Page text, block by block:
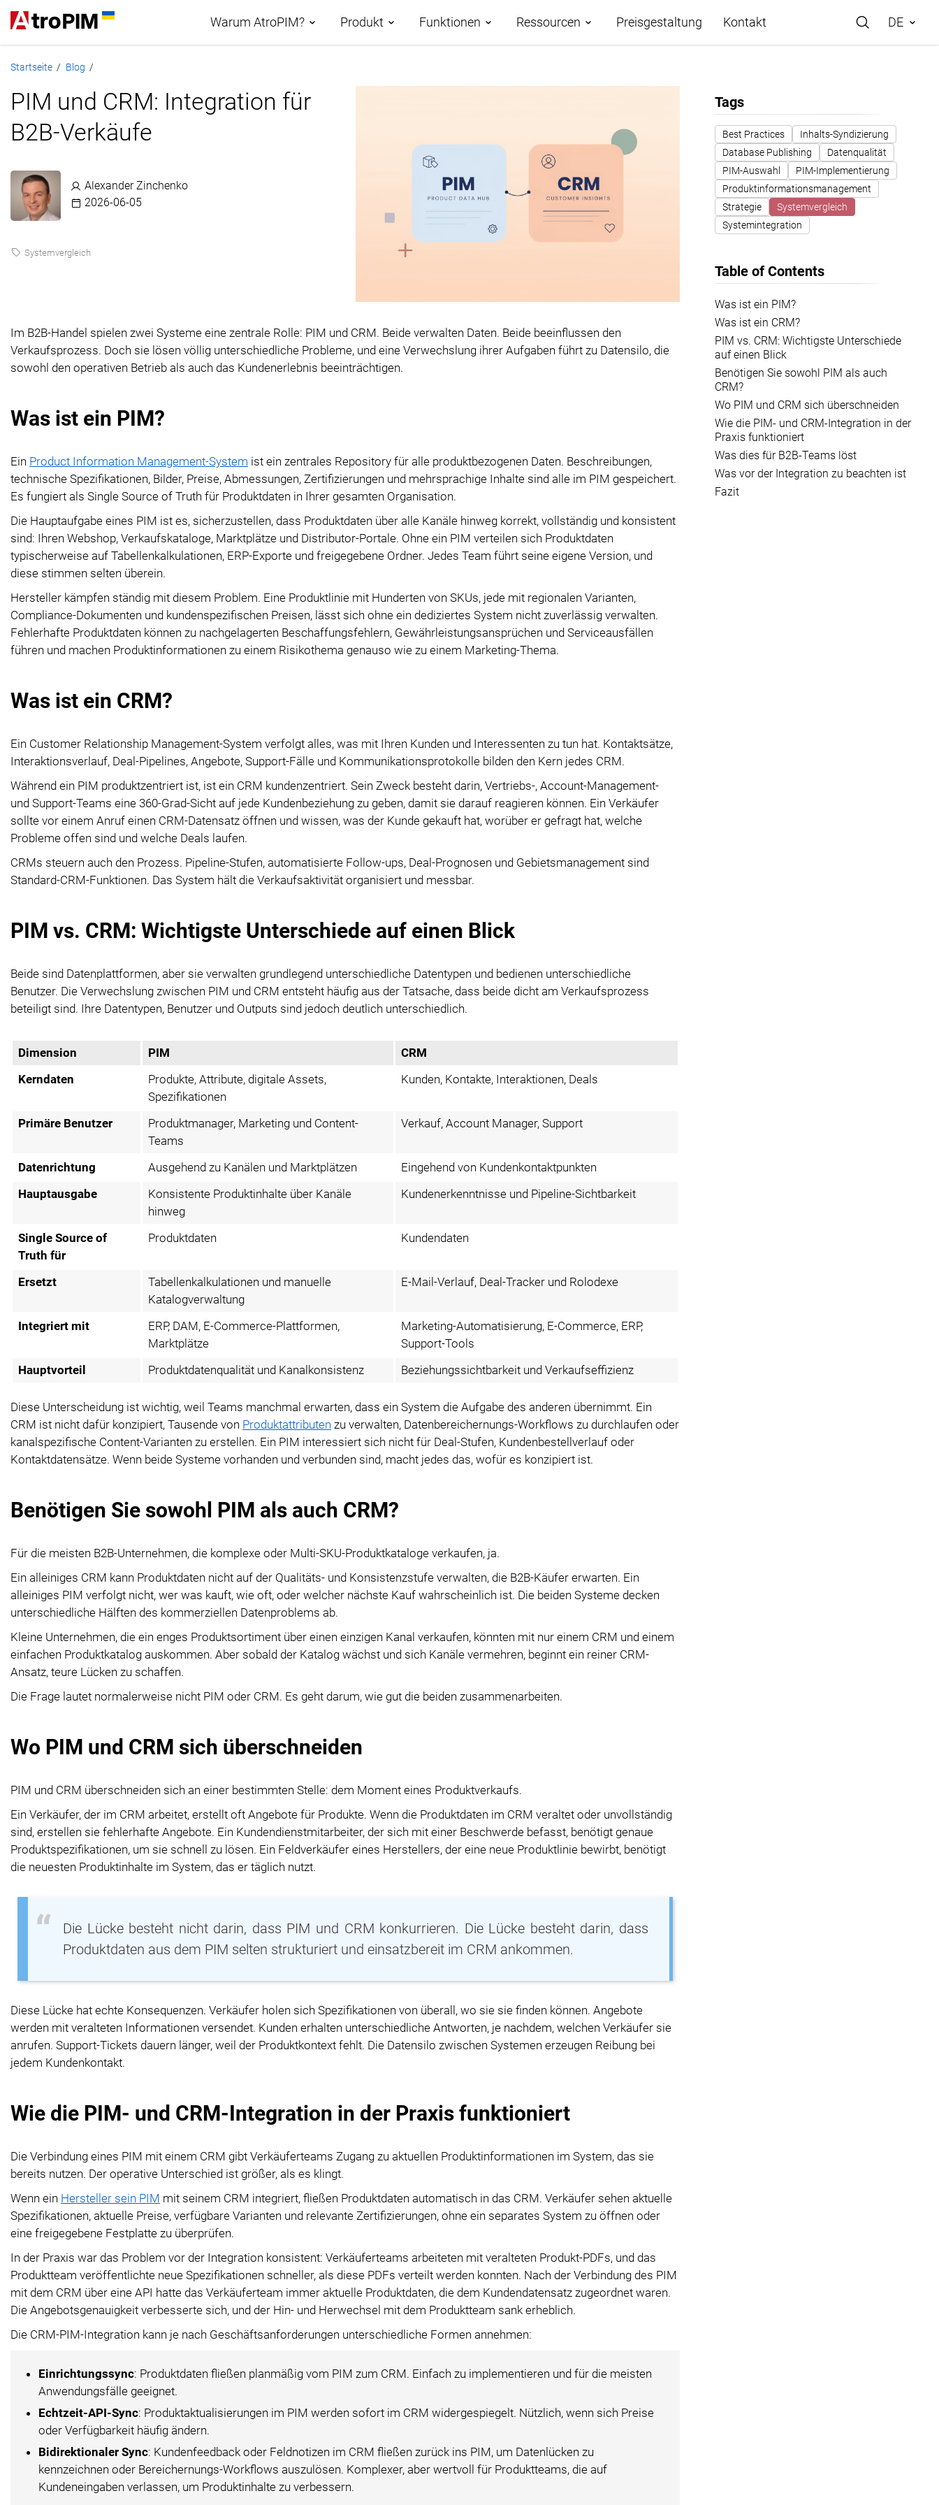
Warum AtroPIM? Produkt
KI-gestütztes PIM
Klassifizierung der
Produktdaten
Produktdaten-Syndizierung
Database Publishing
Module
Funktionen
Kanäle und Attribute
Digital Asset Management
Datenexport
Ressourcen
AtroCore Store
Hilfezentrum
Blog
Preisgestaltung Kontakt DE
Startseite / Blog /
PIM und CRM: Integration für
B2B-Verkäufe
Alexander Zinchenko
2026-06-05
Systemvergleich
Im B2B-Handel spielen zwei Systeme eine zentrale Rolle: PIM und CRM. Beide verwalten Daten. Beide beeinflussen den
Verkaufsprozess. Doch sie lösen völlig unterschiedliche Probleme, und eine Verwechslung ihrer Aufgaben führt zu Datensilo, die
sowohl den operativen Betrieb als auch das Kundenerlebnis beeinträchtigen.
Was ist ein PIM?
Ein Product Information Management-System ist ein zentrales Repository für alle produktbezogenen Daten. Beschreibungen,
technische Spezifikationen, Bilder, Preise, Abmessungen, Zertifizierungen und mehrsprachige Inhalte sind alle im PIM gespeichert.
Es fungiert als Single Source of Truth für Produktdaten in Ihrer gesamten Organisation.
Die Hauptaufgabe eines PIM ist es, sicherzustellen, dass Produktdaten über alle Kanäle hinweg korrekt, vollständig und konsistent
sind: Ihren Webshop, Verkaufskataloge, Marktplätze und Distributor-Portale. Ohne ein PIM verteilen sich Produktdaten
typischerweise auf Tabellenkalkulationen, ERP-Exporte und freigegebene Ordner. Jedes Team führt seine eigene Version, und
diese stimmen selten überein.
Hersteller kämpfen ständig mit diesem Problem. Eine Produktlinie mit Hunderten von SKUs, jede mit regionalen Varianten,
Compliance-Dokumenten und kundenspezifischen Preisen, lässt sich ohne ein dediziertes System nicht zuverlässig verwalten.
Fehlerhafte Produktdaten können zu nachgelagerten Beschaffungsfehlern, Gewährleistungsansprüchen und Serviceausfällen
führen und machen Produktinformationen zu einem Risikothema genauso wie zu einem Marketing-Thema.
Was ist ein CRM?
Ein Customer Relationship Management-System verfolgt alles, was mit Ihren Kunden und Interessenten zu tun hat. Kontaktsätze,
Interaktionsverlauf, Deal-Pipelines, Angebote, Support-Fälle und Kommunikationsprotokolle bilden den Kern jedes CRM.
Während ein PIM produktzentriert ist, ist ein CRM kundenzentriert. Sein Zweck besteht darin, Vertriebs-, Account-Management-
und Support-Teams eine 360-Grad-Sicht auf jede Kundenbeziehung zu geben, damit sie darauf reagieren können. Ein Verkäufer
sollte vor einem Anruf einen CRM-Datensatz öffnen und wissen, was der Kunde gekauft hat, worüber er gefragt hat, welche
Probleme offen sind und welche Deals laufen.
CRMs steuern auch den Prozess. Pipeline-Stufen, automatisierte Follow-ups, Deal-Prognosen und Gebietsmanagement sind
Standard-CRM-Funktionen. Das System hält die Verkaufsaktivität organisiert und messbar.
PIM vs. CRM: Wichtigste Unterschiede auf einen Blick
Beide sind Datenplattformen, aber sie verwalten grundlegend unterschiedliche Datentypen und bedienen unterschiedliche
Benutzer. Die Verwechslung zwischen PIM und CRM entsteht häufig aus der Tatsache, dass beide dicht am Verkaufsprozess
beteiligt sind. Ihre Datentypen, Benutzer und Outputs sind jedoch deutlich unterschiedlich.
Dimension PIM
CRM
Kerndaten
Produkte, Attribute, digitale Assets,
Spezifikationen
Kunden, Kontakte, Interaktionen, Deals
Primäre Benutzer
Produktmanager, Marketing und Content-
Teams
Verkauf, Account Manager, Support
Datenrichtung Ausgehend zu Kanälen und Marktplätzen
Eingehend von Kundenkontaktpunkten
Hauptausgabe
Konsistente Produktinhalte über Kanäle
hinweg
Kundenerkenntnisse und Pipeline-Sichtbarkeit
Single Source of
Truth für
Produktdaten Kundendaten
Ersetzt
Tabellenkalkulationen und manuelle
Katalogverwaltung
E-Mail-Verlauf, Deal-Tracker und Rolodexe
Integriert mit
ERP, DAM, E-Commerce-Plattformen,
Marktplätze
Marketing-Automatisierung, E-Commerce, ERP,
Support-Tools
Hauptvorteil
Produktdatenqualität und Kanalkonsistenz Beziehungssichtbarkeit und Verkaufseffizienz
Diese Unterscheidung ist wichtig, weil Teams manchmal erwarten, dass ein System die Aufgabe des anderen übernimmt. Ein
CRM ist nicht dafür konzipiert, Tausende von Produktattributen zu verwalten, Datenbereichernungs-Workflows zu durchlaufen oder
kanalspezifische Content-Varianten zu erstellen. Ein PIM interessiert sich nicht für Deal-Stufen, Kundenbestellverlauf oder
Kontaktdatensätze. Wenn beide Systeme vorhanden und verbunden sind, macht jedes das, wofür es konzipiert ist.
Benötigen Sie sowohl PIM als auch CRM?
Für die meisten B2B-Unternehmen, die komplexe oder Multi-SKU-Produktkataloge verkaufen, ja.
Ein alleiniges CRM kann Produktdaten nicht auf der Qualitäts- und Konsistenzstufe verwalten, die B2B-Käufer erwarten. Ein
alleiniges PIM verfolgt nicht, wer was kauft, wie oft, oder welcher nächste Kauf wahrscheinlich ist. Die beiden Systeme decken
unterschiedliche Hälften des kommerziellen Datenproblems ab.
Kleine Unternehmen, die ein enges Produktsortiment über einen einzigen Kanal verkaufen, könnten mit nur einem CRM und einem
einfachen Produktkatalog auskommen. Aber sobald der Katalog wächst und sich Kanäle vermehren, beginnt ein reiner CRM-
Ansatz, teure Lücken zu schaffen.
Die Frage lautet normalerweise nicht PIM oder CRM. Es geht darum, wie gut die beiden zusammenarbeiten.
Wo PIM und CRM sich überschneiden
PIM und CRM überschneiden sich an einer bestimmten Stelle: dem Moment eines Produktverkaufs.
Ein Verkäufer, der im CRM arbeitet, erstellt oft Angebote für Produkte. Wenn die Produktdaten im CRM veraltet oder unvollständig
sind, erstellen sie fehlerhafte Angebote. Ein Kundendienstmitarbeiter, der sich mit einer Beschwerde befasst, benötigt genaue
Produktspezifikationen, um sie schnell zu lösen. Ein Feldverkäufer eines Herstellers, der eine neue Produktlinie bewirbt, benötigt
die neuesten Produktinhalte im System, das er täglich nutzt.
Die Lücke besteht nicht darin, dass PIM und CRM konkurrieren. Die Lücke besteht darin, dass
Produktdaten aus dem PIM selten strukturiert und einsatzbereit im CRM ankommen.
Diese Lücke hat echte Konsequenzen. Verkäufer holen sich Spezifikationen von überall, wo sie sie finden können. Angebote
werden mit veralteten Informationen versendet. Kunden erhalten unterschiedliche Antworten, je nachdem, welchen Verkäufer sie
anrufen. Support-Tickets dauern länger, weil der Produktkontext fehlt. Die Datensilo zwischen Systemen erzeugen Reibung bei
jedem Kundenkontakt.
Wie die PIM- und CRM-Integration in der Praxis funktioniert
Die Verbindung eines PIM mit einem CRM gibt Verkäuferteams Zugang zu aktuellen Produktinformationen im System, das sie
bereits nutzen. Der operative Unterschied ist größer, als es klingt.
Wenn ein Hersteller sein PIM mit seinem CRM integriert, fließen Produktdaten automatisch in das CRM. Verkäufer sehen aktuelle
Spezifikationen, aktuelle Preise, verfügbare Varianten und relevante Zertifizierungen, ohne ein separates System zu öffnen oder
eine freigegebene Festplatte zu überprüfen.
In der Praxis war das Problem vor der Integration konsistent: Verkäuferteams arbeiteten mit veralteten Produkt-PDFs, und das
Produktteam veröffentlichte neue Spezifikationen schneller, als diese PDFs verteilt werden konnten. Nach der Verbindung des PIM
mit dem CRM über eine API hatte das Verkäuferteam immer aktuelle Produktdaten, die dem Kundendatensatz zugeordnet waren.
Die Angebotsgenauigkeit verbesserte sich, und der Hin- und Herwechsel mit dem Produktteam sank erheblich.
Die CRM-PIM-Integration kann je nach Geschäftsanforderungen unterschiedliche Formen annehmen:
Einrichtungssync: Produktdaten fließen planmäßig vom PIM zum CRM. Einfach zu implementieren und für die meisten
Anwendungsfälle geeignet.
Echtzeit-API-Sync: Produktaktualisierungen im PIM werden sofort im CRM widergespiegelt. Nützlich, wenn sich Preise
oder Verfügbarkeit häufig ändern.
Bidirektionaler Sync: Kundenfeedback oder Feldnotizen im CRM fließen zurück ins PIM, um Datenlücken zu
kennzeichnen oder Bereichernungs-Workflows auszulösen. Komplexer, aber wertvoll für Produktteams, die auf
Kundeneingaben verlassen, um Produktinhalte zu verbessern.
Tags
Best Practices
Inhalts-Syndizierung
Database Publishing
Datenqualität
PIM-Auswahl
PIM-Implementierung
Produktinformationsmanagement
Strategie
Systemvergleich
Systemintegration
Table of Contents
Was ist ein PIM?
Was ist ein CRM?
PIM vs. CRM: Wichtigste Unterschiede
auf einen Blick
Benötigen Sie sowohl PIM als auch
CRM?
Wo PIM und CRM sich überschneiden
Wie die PIM- und CRM-Integration in der
Praxis funktioniert
Was dies für B2B-Teams löst
Was vor der Integration zu beachten ist
Fazit